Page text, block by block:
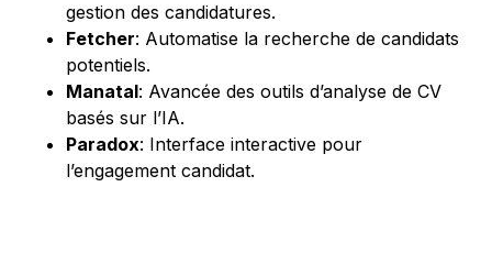
gestion des candidatures.
Fetcher: Automatise la recherche de candidats
potentiels.
Manatal: Avancée des outils d’analyse de CV
basés sur l’IA.
Paradox: Interface interactive pour
l’engagement candidat.